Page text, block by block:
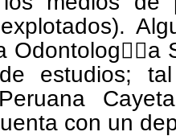
Odontolog￿￿a
estudios;
con un